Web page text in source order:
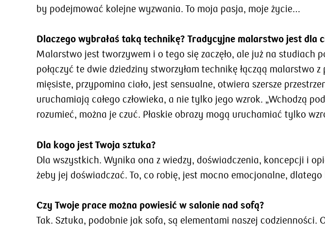
by podejmować kolejne wyzwania. To moja pasja, moje życie…
Dlaczego wybrałaś taką technikę? Tradycyjne malarstwo jest dla
Malarstwo jest tworzywem i o tego się zaczęło, ale już na studiach
połączyć te dwie dziedziny stworzyłam technikę łącząą
mięsiste, przypomina ciało, jest sensualne, otwiera szersze
uruchamiają całego człowieka, a nie tylko jego wzrok. „Wchodzą
rozumieć, można je czuć. Płaskie obrazy mogą uruchamiać tylko
Dla kogo jest Twoja sztuka?
Dla wszystkich. Wynika ona z wiedzy, doświadczenia, koncepcji i
żeby jej doświadczać. To, co robię, jest mocno emocjonalne,
Czy Twoje prace można powiesić w salonie nad sofą?
Tak. Sztuka, podobnie jak sofa, są elementami naszej